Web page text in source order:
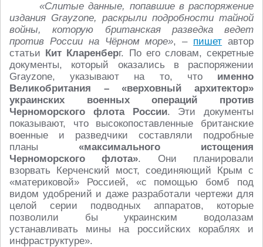
«Слитые данные, попавшие в распоряжение
издания Grayzone, раскрыли подробности тайной
войны, которую британская разведка ведет
против России на Чёрном море», – пишет автор
статьи Кит Кларенберг. По его словам, секретные
документы, который оказались в распоряжении
Grayzone, указывают на то, что именно
Великобритания – «верховный архитектор»
украинских военных операций против
Черноморского флота России. Эти документы
показывают, что высокопоставленные британские
военные и разведчики составляли подробные
планы «максимального истощения
Черноморского флота». Они планировали
взорвать Керченский мост, соединяющий Крым с
«материковой» Россией, «с помощью бомб под
видом удобрений и даже разработали чертежи для
целой серии подводных аппаратов, которые
позволили бы украинским водолазам
устанавливать мины на российских кораблях и
инфраструктуре».